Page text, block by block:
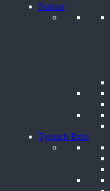
Natuur
Typisch Brits